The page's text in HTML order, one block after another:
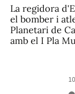
La regidora
el bomber i
Planetari de
amb el I Pla